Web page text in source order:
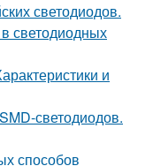
светодиодов.
светодиодных
и
светодиодов.
способов